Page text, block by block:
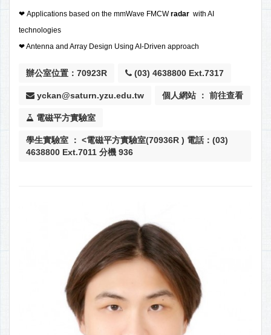
❤ Applications based on the mmWave FMCWradar with AI
technologies
❤ Antenna and Array Design Using AI-Driven approach
辦公室位置：70923R (03) 4638800 Ext.7317
yckan@saturn.yzu.edu.tw 個人網站 ： 前往查看
電磁平方實驗室
學生實驗室 ： <電磁平方實驗室(70936R ) 電話：(03)
4638800 Ext.7011 分機 936